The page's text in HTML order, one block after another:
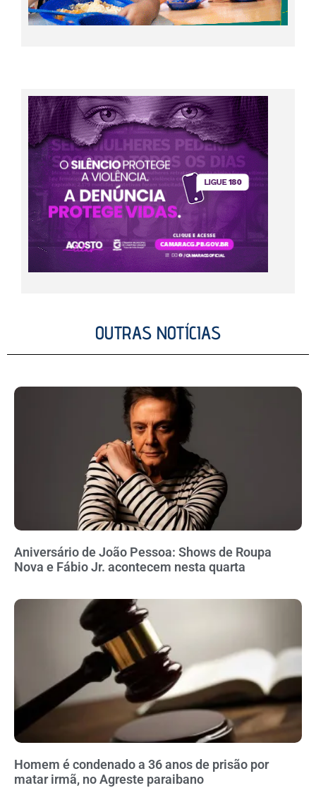
OUTRAS NOTÍCIAS
Aniversário de João Pessoa: Shows de Roupa
Nova e Fábio Jr. acontecem nesta quarta
Homem é condenado a 36 anos de prisão por
matar irmã, no Agreste paraibano